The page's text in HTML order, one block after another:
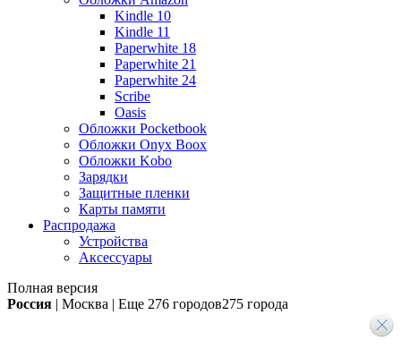
Kindle 10
Kindle 11
Paperwhite 18
Paperwhite 21
Paperwhite 24
Scribe
Oasis
Обложки Pocketbook
Обложки Onyx Boox
Обложки Kobo
Зарядки
Защитные пленки
Карты памяти
Распродажа
Устройства
Аксессуары
Полная версия
Россия | Москва | Еще 276 городов275 города